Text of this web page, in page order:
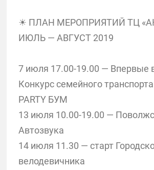
☀ ПЛАН МЕРОПРИЯТИЙ ТЦ
ИЮЛЬ — АВГУСТ 2019
7 июля 17.00-19.00 — Впервые
Конкурс семейного
PARTY БУМ
13 июля 10.00-19.00 —
Автозвука
14 июля 11.30 — старт
велодевичника